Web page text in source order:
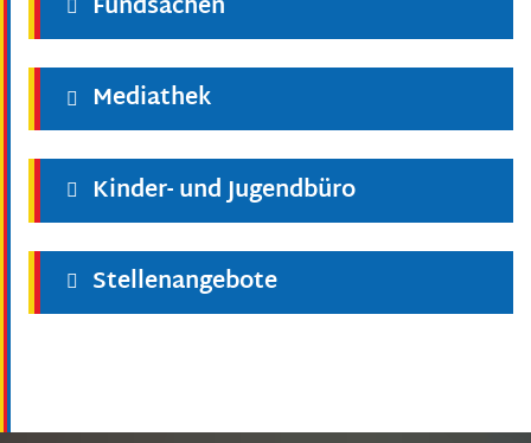
Mediathek
Kinder- und Jugendbüro
Stellenangebote